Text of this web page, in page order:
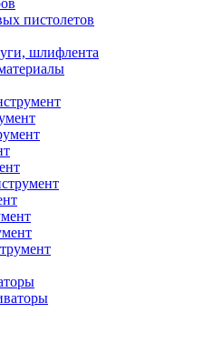
пистолетов
шлифлента